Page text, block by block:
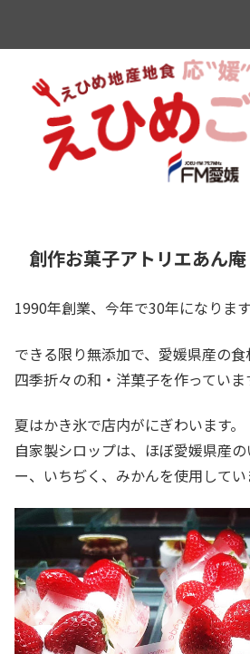
創作お菓子アトリエあん庵
1990年創業、今年で30年になります
できる限り無添加で、愛媛県産の食
四季折々の和・洋菓子を作っていま
夏はかき氷で店内がにぎわいます。
自家製シロップは、ほぼ愛媛県産
ー、いちぢく、みかんを使用してい